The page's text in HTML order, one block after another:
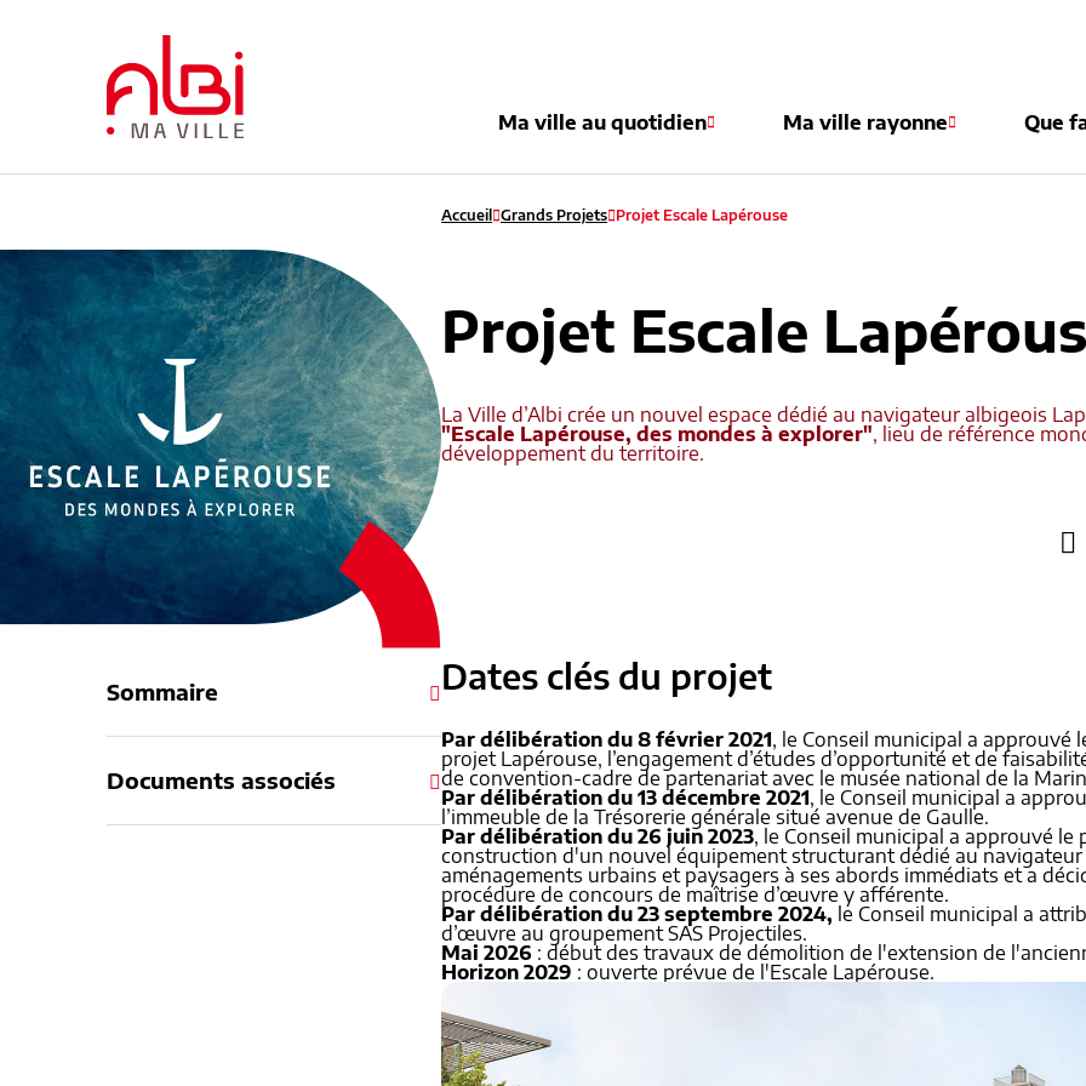
Contenu
Ma ville au quotidien Ma ville rayonne Que
Sommaire
Documents associés
Accueil Grands Projets Projet Escale Lapérouse
Projet Escale
La Ville d’Albi crée un nouvel espace dédié au navigateur albigeois
"Escale Lapérouse, des mondes à explorer", lieu de référence
développement du territoire.
Dates clés du projet
Par délibération du 8 février 2021, le Conseil municipal a approuvé
projet Lapérouse, l’engagement d’études d’opportunité et de
de convention-cadre de partenariat avec le musée national de la
Par délibération du 13 décembre 2021, le Conseil municipal a
l’immeuble de la Trésorerie générale situé avenue de Gaulle.
Par délibération du 26 juin 2023, le Conseil municipal a approuvé le
construction d'un nouvel équipement structurant dédié au navigateur
aménagements urbains et paysagers à ses abords immédiats et a
procédure de concours de maîtrise d’œuvre y afférente.
Par délibération du 23 septembre 2024, le Conseil municipal a
d’œuvre au groupement SAS Projectiles.
Mai 2026 : début des travaux de démolition de l'extension de
Horizon 2029 : ouverte prévue de l'Escale Lapérouse.